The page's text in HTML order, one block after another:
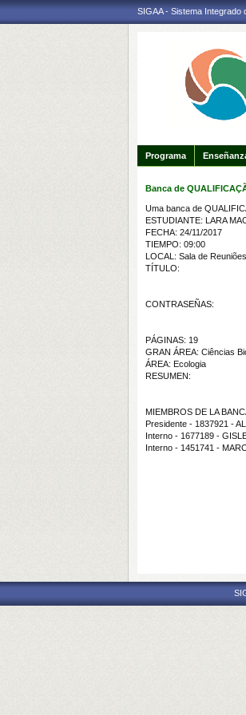
SIGAA - Sistema Integrado
Programa
Banca de
Uma banca de
ESTUDIANTE: LARA
FECHA: 24/11/2017
TIEMPO: 09:00
LOCAL: Sala de
TÍTULO:
CONTRASEÑAS:
PÁGINAS: 19
GRAN ÁREA: Ciências
ÁREA: Ecologia
RESUMEN:
MIEMBROS DE LA
Presidente - 1837921 -
Interno - 1677189 -
Interno - 1451741 -